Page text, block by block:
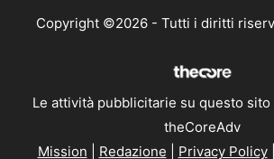
Copyright ©2026 - Tutti i diritti
Le attività pubblicitarie su questo
theCoreAdv
Mission
Redazione Privacy Policy|